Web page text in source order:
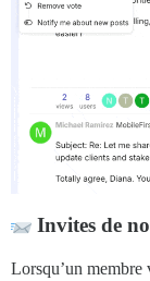
Invites de
Lorsqu’un membre